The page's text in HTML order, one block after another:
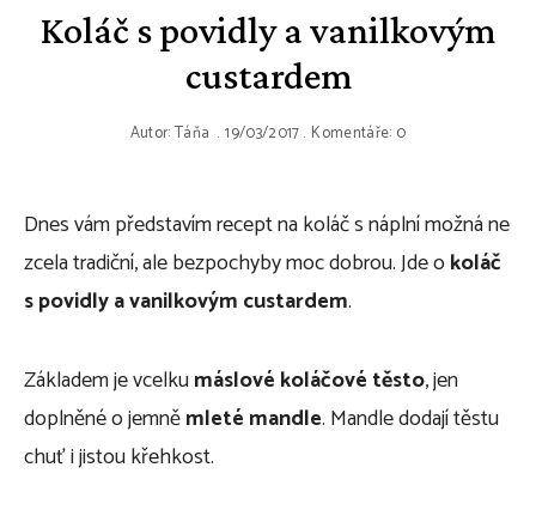
Koláč s povidly a vanilkovým
custardem
Autor:Táňa 19/03/2017 Komentáře: 0
Dnes vám představím recept na koláč s náplní možná ne
zcela tradiční, ale bezpochyby moc dobrou. Jde o koláč
s povidly a vanilkovým custardem.
Základem je vcelkumáslové koláčové těsto, jen
doplněné o jemněmleté mandle. Mandle dodají těstu
chuť i jistou křehkost.